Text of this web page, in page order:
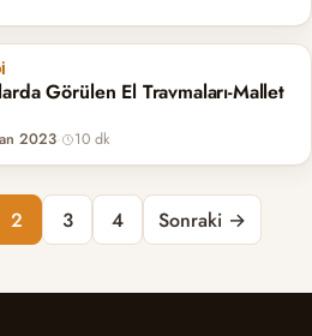
Görülen El Travmaları-Mallet
2023· 10 dk
2 3 4 Sonraki →